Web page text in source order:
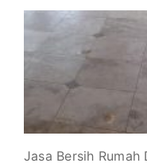
Jasa Bersih Rumah